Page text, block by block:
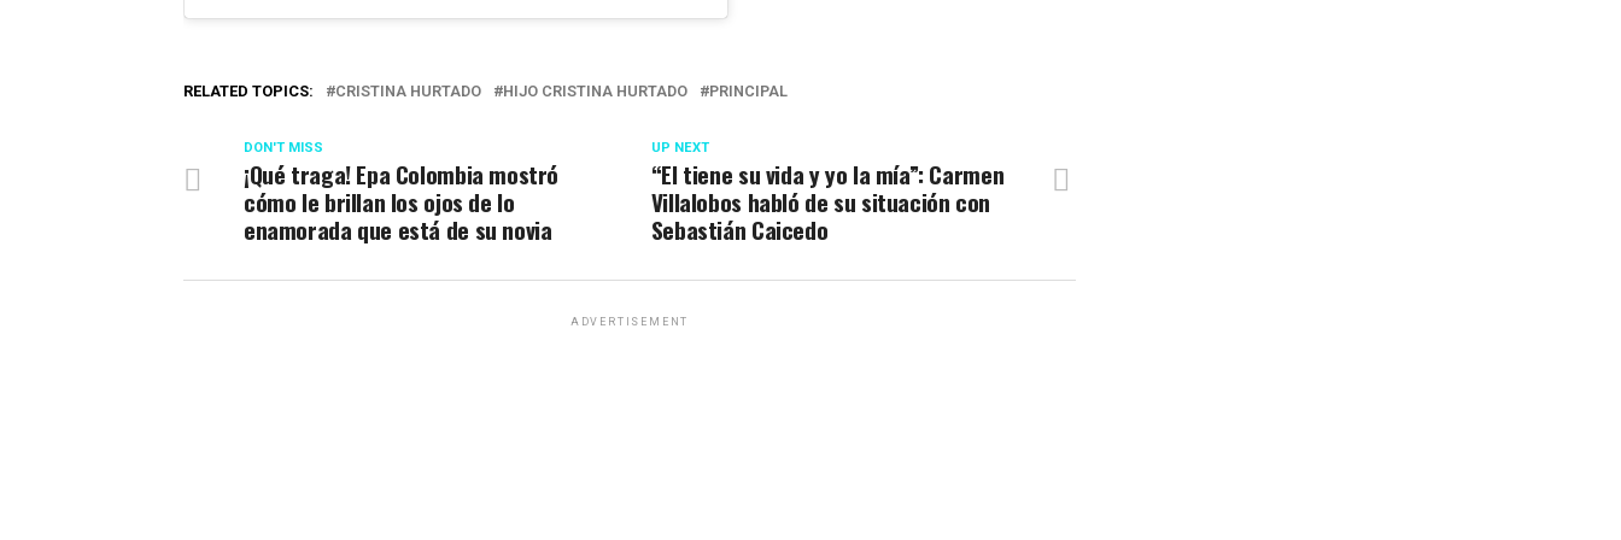
RELATED TOPICS: CRISTINA HURTADO HIJO CRISTINA HURTADO PRINCIPAL
UP NEXT
“El tiene su vida y yo la mía”: Carmen
Villalobos habló de su situación con
Sebastián Caicedo
DON'T MISS
¡Qué traga! Epa Colombia mostró
cómo le brillan los ojos de lo
enamorada que está de su novia
ADVERTISEMENT